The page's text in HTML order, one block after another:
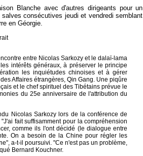
Blanche avec d'autres dirigeants pour un
consécutives jeudi et vendredi semblant
en Géorgie.
entre Nicolas Sarkozy et le dalaï-lama
intérêts généraux, à préserver le principe
les inquiétudes chinoises et à gérer
Affaires étrangères, Qin Gang. Une piqûre
et le chef spirituel des Tibétains prévue le
du 25e anniversaire de l'attribution du
Nicolas Sarkozy lors de la conférence de
fait suffisamment pour la compréhension
comme ils l'ont décidé (le dialogue entre
On a besoin de la Chine pour régler les
a-t-il poursuivi. "Ce n'est pas un problème,
Bernard Kouchner.